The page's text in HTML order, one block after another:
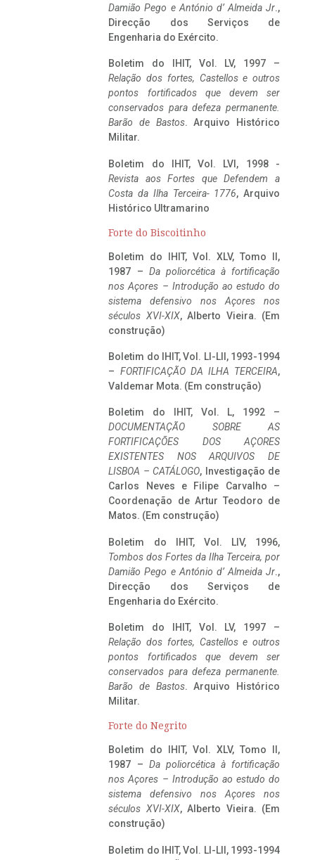
Damião Pego e António d’ Almeida Jr.,
Direcção dos Serviços de
Engenharia do Exército.
Boletim do IHIT, Vol. LV, 1997 –
Relação dos fortes, Castellos e outros
pontos fortificados que devem ser
conservados para defeza permanente.
Barão de Bastos. Arquivo Histórico
Militar.
Boletim do IHIT, Vol. LVI, 1998 -
Revista aos Fortes que Defendem a
Costa da Ilha Terceira- 1776, Arquivo
Histórico Ultramarino
Forte do Biscoitinho
Boletim do IHIT, Vol. XLV, Tomo II,
1987 – Da poliorcética à fortificação
nos Açores – Introdução ao estudo do
sistema defensivo nos Açores nos
séculos XVI-XIX, Alberto Vieira. (Em
construção)
Boletim do IHIT, Vol. LI-LII, 1993-1994
– FORTIFICAÇÃO DA ILHA TERCEIRA,
Valdemar Mota. (Em construção)
Boletim do IHIT, Vol. L, 1992 –
DOCUMENTAÇÃO SOBRE AS
FORTIFICAÇÕES DOS AÇORES
EXISTENTES NOS ARQUIVOS DE
LISBOA – CATÁLOGO, Investigação de
Carlos Neves e Filipe Carvalho –
Coordenação de Artur Teodoro de
Matos. (Em construção)
Boletim do IHIT, Vol. LIV, 1996,
Tombos dos Fortes da Ilha Terceira, por
Damião Pego e António d’ Almeida Jr.,
Direcção dos Serviços de
Engenharia do Exército.
Boletim do IHIT, Vol. LV, 1997 –
Relação dos fortes, Castellos e outros
pontos fortificados que devem ser
conservados para defeza permanente.
Barão de Bastos. Arquivo Histórico
Militar.
Forte do Negrito
Boletim do IHIT, Vol. XLV, Tomo II,
1987 – Da poliorcética à fortificação
nos Açores – Introdução ao estudo do
sistema defensivo nos Açores nos
séculos XVI-XIX, Alberto Vieira. (Em
construção)
Boletim do IHIT, Vol. LI-LII, 1993-1994